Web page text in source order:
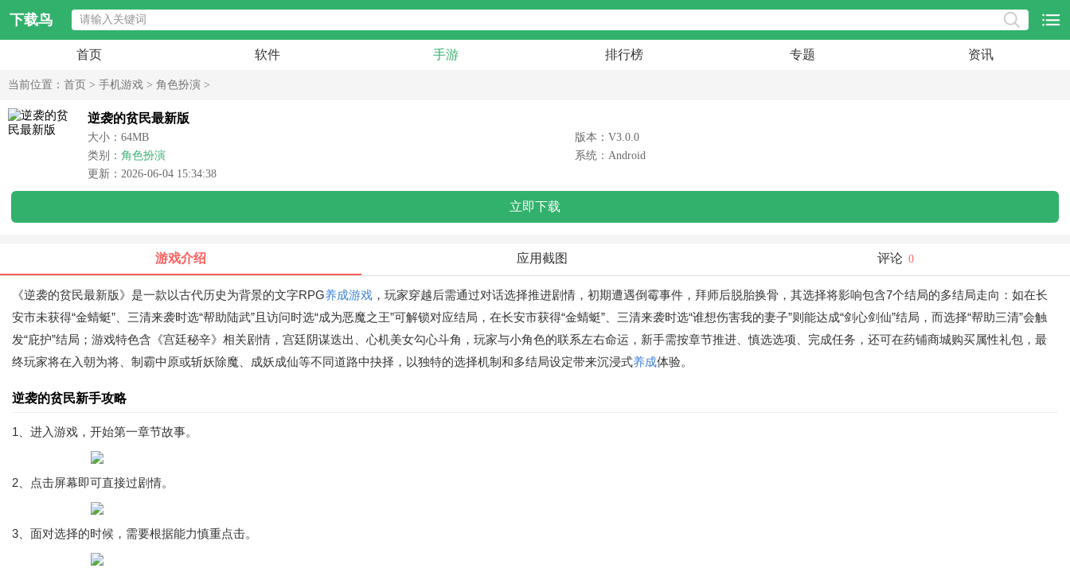
下载鸟
首页 软件 手游 排行榜 专题 资讯
当前位置： 首页 > 手机游戏 > 角色扮演 >
逆袭的贫民最新版
大小：64MB
版本：V3.0.0
类别： 角色扮演
系统：Android
更新：2026-06-04 15:34:38
立即下载
游戏介绍 应用截图 评论 0
《逆袭的贫民最新版》是一款以古代历史为背景的文字RPG养成游戏 ，玩家穿越后需通过对话选择推进剧情，初期遭遇倒霉事件，拜师后脱胎换骨，其选择将影响包含7个结局的多结局走向：如在长
安市未获得“金蜻蜓”、三清来袭时选“帮助陆武”且访问时选“成为恶魔之王”可解锁对应结局，在长安市获得“金蜻蜓”、三清来袭时选“谁想伤害我的妻子”则能达成“剑心剑仙”结局，而选择“帮助三清”会触
发“庇护”结局；游戏特色含《宫廷秘辛》相关剧情，宫廷阴谋迭出、心机美女勾心斗角，玩家与小角色的联系左右命运，新手需按章节推进、慎选选项、完成任务，还可在药铺商城购买属性礼包，最
终玩家将在入朝为将、制霸中原或斩妖除魔、成妖成仙等不同道路中抉择，以独特的选择机制和多结局设定带来沉浸式养成体验。
逆袭的贫民新手攻略
1、进入游戏，开始第一章节故事。
2、点击屏幕即可直接过剧情。
3、面对选择的时候，需要根据能力慎重点击。